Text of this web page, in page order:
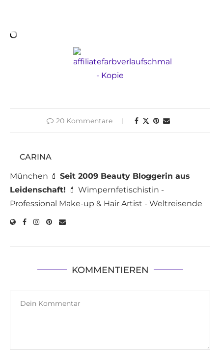
20 Kommentare
CARINA
München 💄 Seit 2009 Beauty Bloggerin aus
Leidenschaft! 💄 Wimpernfetischistin -
Professional Make-up & Hair Artist - Weltreisende
KOMMENTIEREN